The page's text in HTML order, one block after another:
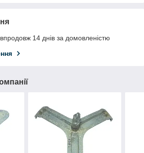
14 днів за домовленістю